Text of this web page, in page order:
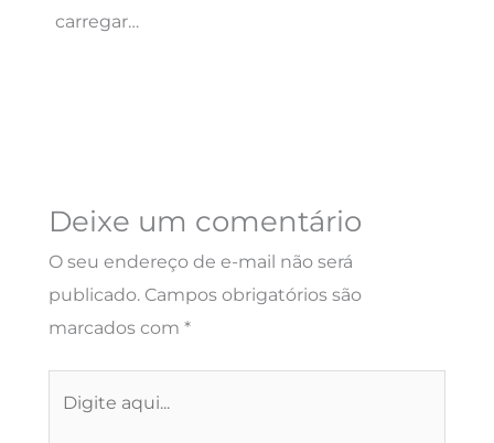
carregar…
Deixe um comentário
O seu endereço de e-mail não será
publicado. Campos obrigatórios são
marcados com *
aqui...